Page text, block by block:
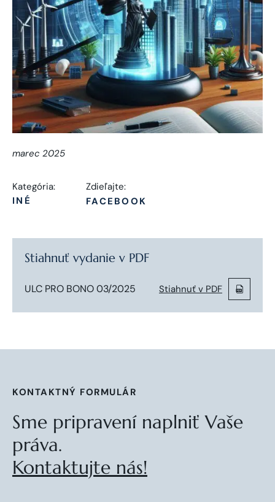
marec 2025
Kategória:
INÉ
Zdieľajte:
FACEBOOK
Stiahnuť vydanie v PDF
ULC PRO BONO 03/2025 Stiahnuť v PDF
KONTAKTNÝ FORMULÁR
Sme pripravení naplniť Vaše
práva.
Kontaktujte nás!